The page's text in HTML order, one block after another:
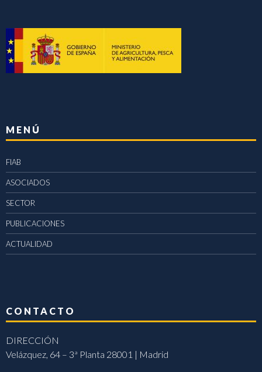
MENÚ
FIAB
ASOCIADOS
SECTOR
PUBLICACIONES
ACTUALIDAD
CONTACTO
DIRECCIÓN
Velázquez, 64 – 3ª Planta 28001 | Madrid